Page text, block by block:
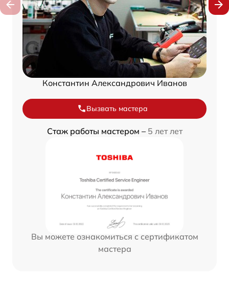
Константин Александрович Иванов
Вызвать мастера
Стаж работы мастером – 5 лет лет
Вы можете ознакомиться с сертификатом
мастера